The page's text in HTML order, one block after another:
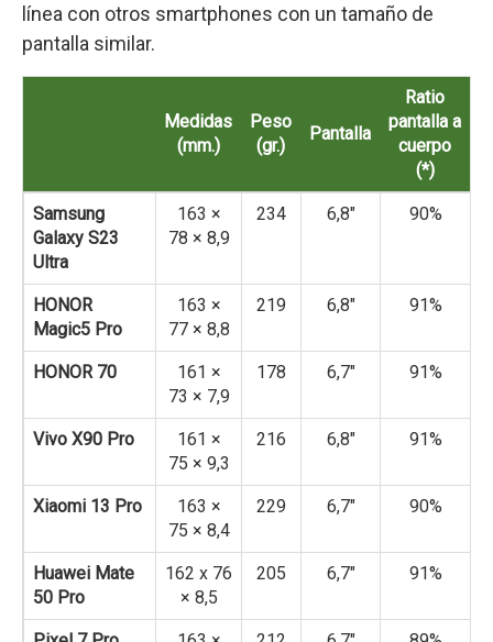
línea con otros smartphones con un tamaño de
pantalla similar.
Medidas
(mm.)
Peso
(gr.)
Pantalla
Ratio
pantalla a
cuerpo
(*)
Samsung
Galaxy S23
Ultra
163 ×
78 × 8,9
234 6,8″ 90%
HONOR
Magic5 Pro
163 ×
77 × 8,8
219 6,8″ 91%
HONOR 70
161 ×
73 × 7,9
178 6,7″ 91%
Vivo X90 Pro
161 ×
75 × 9,3
216 6,8″ 91%
Xiaomi 13 Pro
163 ×
75 × 8,4
229 6,7″ 90%
Huawei Mate
50 Pro
162 x 76
× 8,5
205 6,7″ 91%